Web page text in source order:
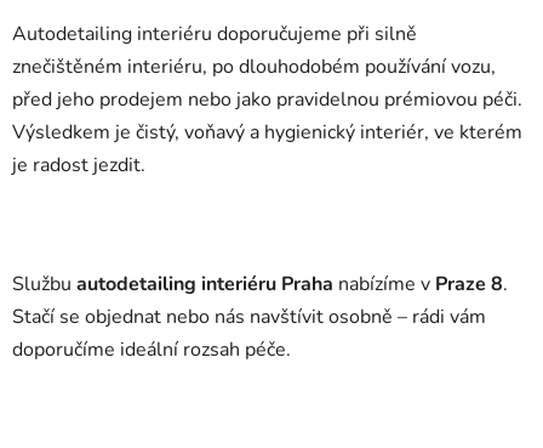
Autodetailing interiéru doporučujeme při silně
znečištěném interiéru, po dlouhodobém používání vozu,
před jeho prodejem nebo jako pravidelnou prémiovou péči.
Výsledkem je čistý, voňavý a hygienický interiér, ve kterém
je radost jezdit.
Službu autodetailing interiéru Praha nabízíme v Praze 8.
Stačí se objednat nebo nás navštívit osobně – rádi vám
doporučíme ideální rozsah péče.